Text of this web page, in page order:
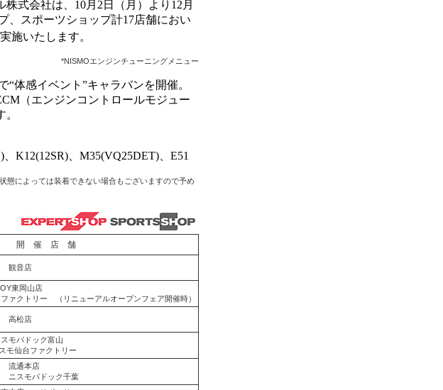
式会社は、10月2日（月）より12月
、スポーツショップ計17店舗におい
施いたします。
*NISMOエンジンチューニングメニュー
体感イベント”キャラバンを開催。
（エンジンコントロールモジュー
K12(12SR)、M35(VQ25DET)、E51
態によっては装着できない場合もございますので予め
開 催 店 舗
観音店
東岡山店
ァクトリー （リニューアルオープンフェア開催時）
高松店
モパドック富山
モ仙台ファクトリー
流通本店
ニスモパドック千葉